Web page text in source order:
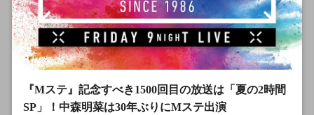
『Mステ』記念すべき1500回目の放送は「夏の2時間
SP」！中森明菜は30年ぶりにMステ出演